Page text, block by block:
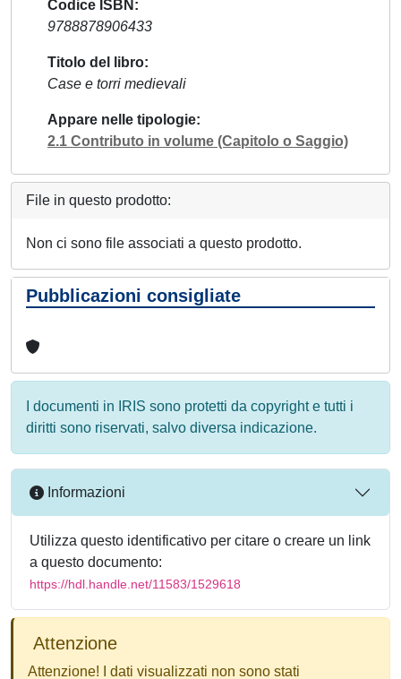
Codice ISBN
9788878906433
Titolo del libro
Case e torri medievali
Appare nelle tipologie
2.1 Contributo in volume (Capitolo o Saggio)
File in questo prodotto:
Non ci sono file associati a questo prodotto.
Pubblicazioni consigliate
I documenti in IRIS sono protetti da copyright e tutti i
diritti sono riservati, salvo diversa indicazione.
Informazioni
Utilizza questo identificativo per citare o creare un link
a questo documento:
https://hdl.handle.net/11583/1529618
Attenzione
Attenzione! I dati visualizzati non sono stati